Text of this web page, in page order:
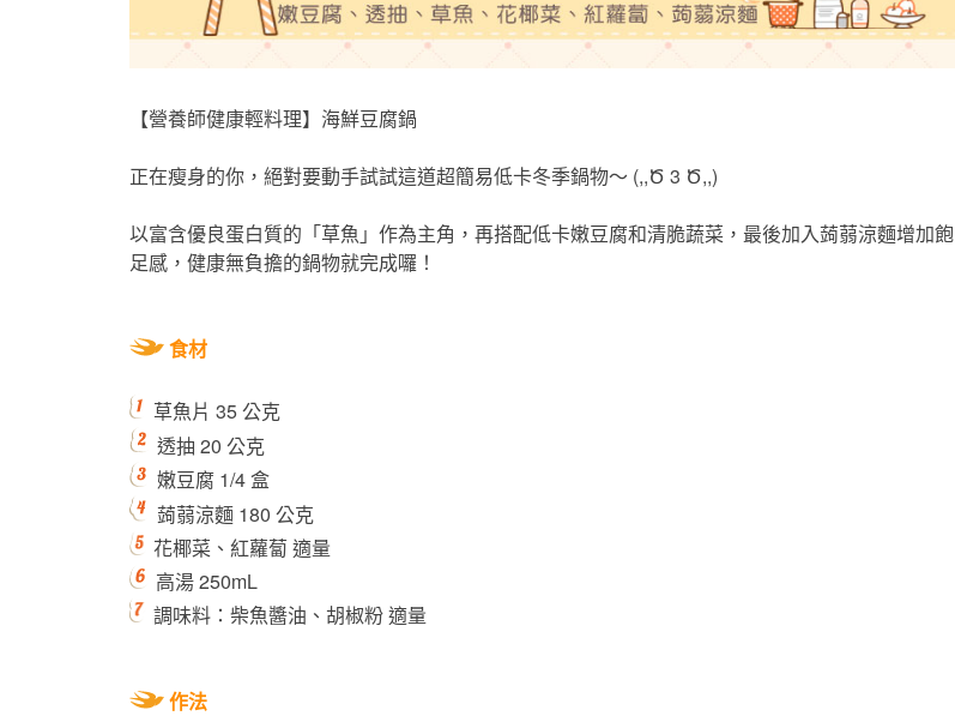
【營養師健康輕料理】海鮮豆腐鍋
正在瘦身的你，絕對要動手試試這道超簡易低卡冬季鍋物～ (,,Ծ 3 Ծ,,)
以富含優良蛋白質的「草魚」作為主角，再搭配低卡嫩豆腐和清脆蔬菜，最後加入蒟蒻涼麵增加飽
足感，健康無負擔的鍋物就完成囉！
食材
草魚片 35 公克
透抽 20 公克
嫩豆腐 1/4 盒
蒟蒻涼麵 180 公克
花椰菜、紅蘿蔔 適量
高湯 250mL
調味料：柴魚醬油、胡椒粉 適量
作法